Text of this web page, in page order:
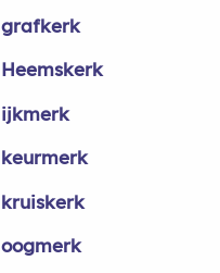
grafkerk
Heemskerk
ijkmerk
keurmerk
kruiskerk
oogmerk